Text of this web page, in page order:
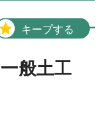
49件
1件
キープする
一般土工